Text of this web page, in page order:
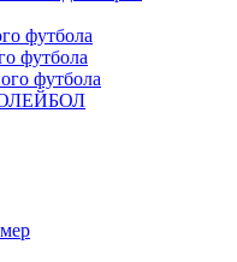
футбола
футбола
футбола